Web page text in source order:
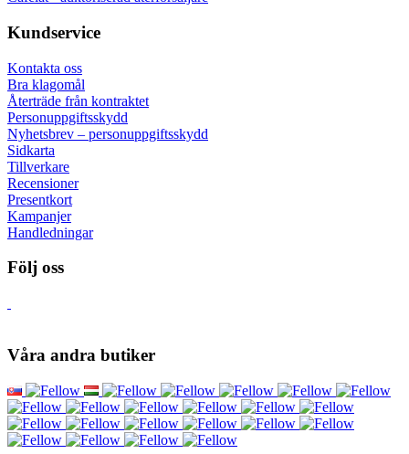
Kundservice
Kontakta oss
Bra klagomål
Återträde från kontraktet
Personuppgiftsskydd
Nyhetsbrev – personuppgiftsskydd
Sidkarta
Tillverkare
Recensioner
Presentkort
Kampanjer
Handledningar
Följ oss
Våra andra butiker